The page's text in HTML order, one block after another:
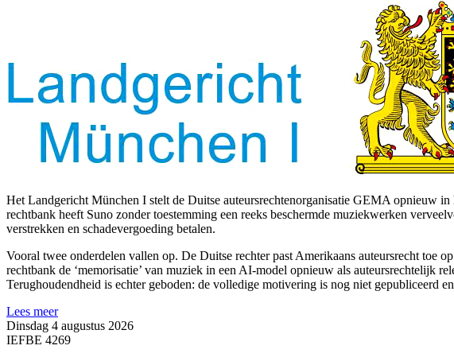
Het Landgericht München I stelt de Duitse auteursrechtenorganisatie GEMA opnieuw
rechtbank heeft Suno zonder toestemming een reeks beschermde muziekwerken
verstrekken en schadevergoeding betalen.
Vooral twee onderdelen vallen op. De Duitse rechter past Amerikaans auteursrecht toe
rechtbank de ‘memorisatie’ van muziek in een AI-model opnieuw als auteursrechtelijk
Terughoudendheid is echter geboden: de volledige motivering is nog niet gepubliceerd
Lees meer
Dinsdag 4 augustus 2026
IEFBE 4269